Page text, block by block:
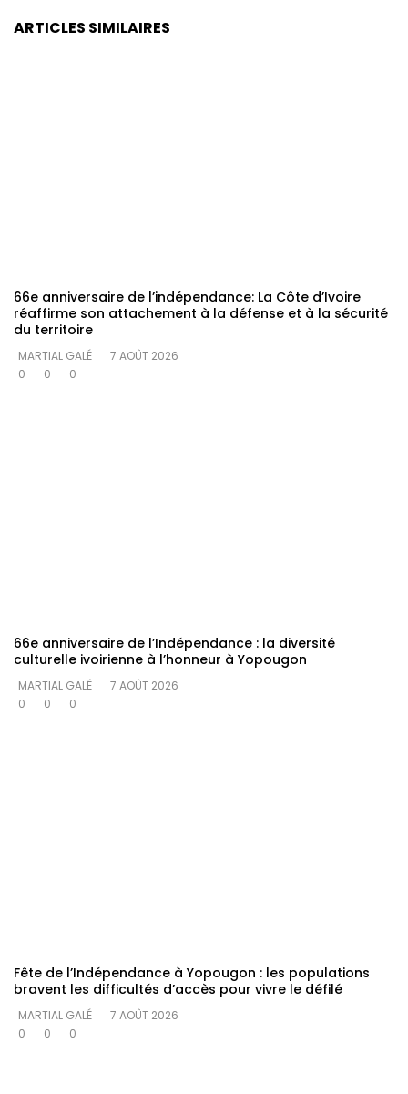
ARTICLES SIMILAIRES
66e anniversaire de l’indépendance: La Côte d’Ivoire
réaffirme son attachement à la défense et à la sécurité
du territoire
MARTIAL GALÉ
7 AOÛT 2026
0
0 0
66e anniversaire de l’Indépendance : la diversité
culturelle ivoirienne à l’honneur à Yopougon
MARTIAL GALÉ
7 AOÛT 2026
0
0 0
Fête de l’Indépendance à Yopougon : les populations
bravent les difficultés d’accès pour vivre le défilé
MARTIAL GALÉ
7 AOÛT 2026
0
0 0